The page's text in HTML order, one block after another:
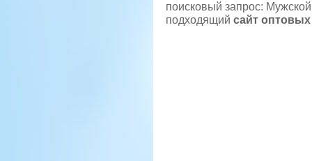
поисковый запрос:
подходящий сайт